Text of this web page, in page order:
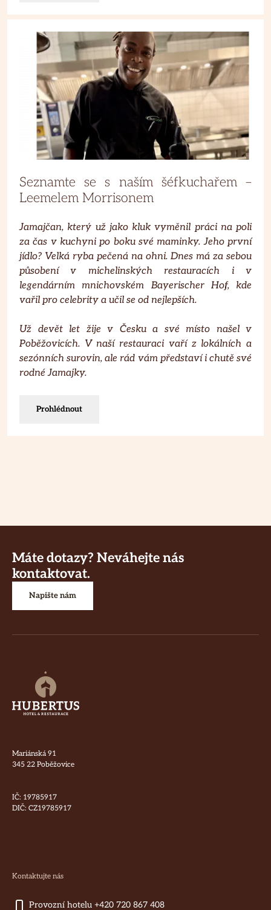
Seznamte se s naším šéfkuchařem –
Leemelem Morrisonem
Jamajčan, který už jako kluk vyměnil práci na poli
za čas v kuchyni po boku své maminky. Jeho první
jídlo? Velká ryba pečená na ohni. Dnes má za sebou
působení v michelinských restauracích i v
legendárním mnichovském Bayerischer Hof, kde
vařil pro celebrity a učil se od nejlepších.
Už devět let žije v Česku a své místo našel v
Poběžovicích. V naší restauraci vaří z lokálních a
sezónních surovin, ale rád vám představí i chutě své
rodné Jamajky.
Prohlédnout
Máte dotazy? Neváhejte nás
kontaktovat.
Napište nám
Mariánská 91
345 22 Poběžovice
IČ: 19785917
DIČ: CZ19785917
Kontaktujte nás
Provozní hotelu +420 720 867 408